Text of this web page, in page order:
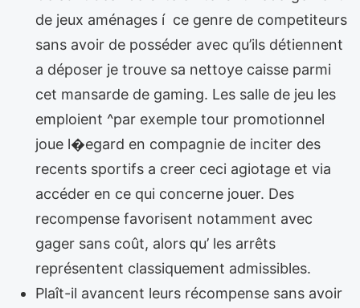
de jeux aménages í ce genre de competiteurs
sans avoir de posséder avec qu’ils détiennent
a déposer je trouve sa nettoye caisse parmi
cet mansarde de gaming. Les salle de jeu les
emploient ^par exemple tour promotionnel
joue l�egard en compagnie de inciter des
recents sportifs a creer ceci agiotage et via
accéder en ce qui concerne jouer. Des
recompense favorisent notamment avec
gager sans coût, alors qu’ les arrêts
représentent classiquement admissibles.
Plaît-il avancent leurs récompense sans avoir